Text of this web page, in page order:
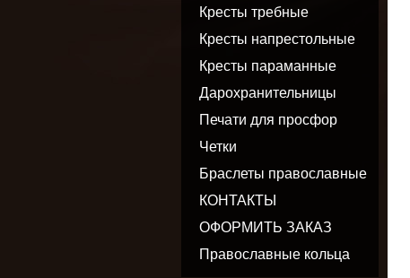
Кресты требные
Кресты напрестольные
Кресты параманные
Дарохранительницы
Печати для просфор
Четки
Браслеты православные
КОНТАКТЫ
ОФОРМИТЬ ЗАКАЗ
Православные кольца